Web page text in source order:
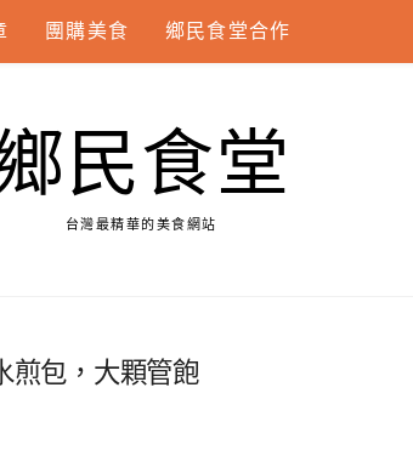
團購美食 鄉民食堂合作
民食堂
台灣最精華的美食網站
煎包，大顆管飽